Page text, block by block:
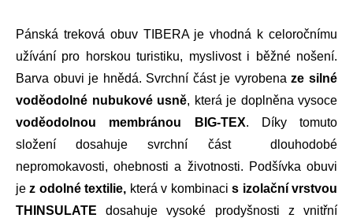
Pánská treková obuv TIBERA je vhodná k celoročnímu
užívání pro horskou turistiku, myslivost i běžné nošení.
Barva obuvi je hnědá. Svrchní část je vyrobenazesilné
voděodolné nubukové usně, která je doplněna vysoce
voděodolnou membránou
BIG-TEX. Díky tomuto
složení dosahuje svrchní část dlouhodobé
nepromokavosti, ohebnosti a životnosti. Podšívka obuvi
jez odolné textilie, která v kombinaci s izolační vrstvou
THINSULATE dosahuje vysoké prodyšnosti z vnitřní